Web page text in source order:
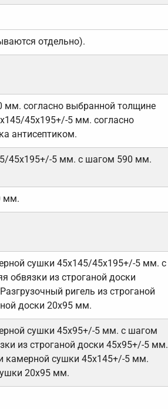
отдельно).
мм. согласно выбранной толщине
45х195+/-5 мм. согласно
антисептиком.
45х195+/-5 мм. с шагом 590 мм.
мм.
сушки 45х145/45х195+/-5 мм. с
обвязки из строганой доски
ригель из строганой
доски 20х95 мм.
сушки 45х95+/-5 мм. с шагом
из строганой доски 45х95+/-5 мм.
камерной сушки 45х145+/-5 мм.
20х95 мм.